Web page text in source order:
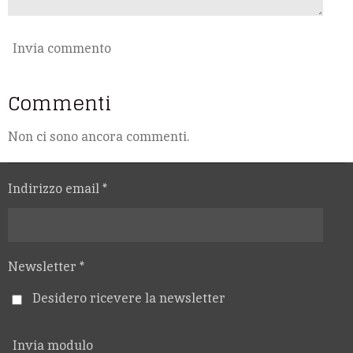
Invia commento
Commenti
Non ci sono ancora commenti.
Indirizzo email *
Newsletter *
Desidero ricevere la newsletter
Invia modulo